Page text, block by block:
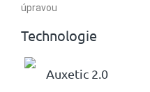
úpravou
Technologie
Auxetic 2.0